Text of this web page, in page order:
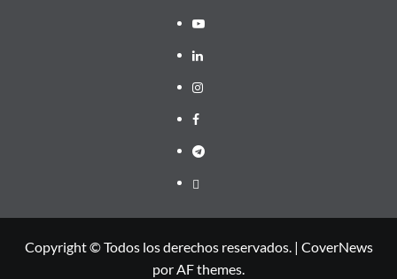
YouTube
LinkedIn
Instagram
Facebook
Telegram
PayPal
Copyright © Todos los derechos reservados. | CoverNews
por AF themes.